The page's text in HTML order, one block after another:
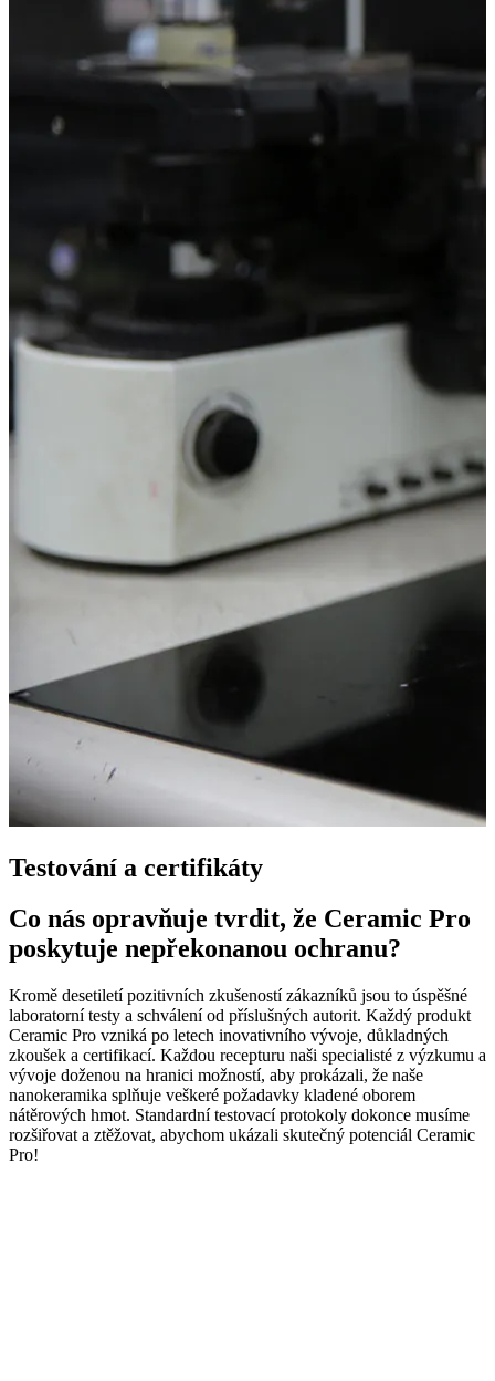
Testování a certifikáty
Co nás opravňuje tvrdit, že Ceramic Pro
poskytuje nepřekonanou ochranu?
Kromě desetiletí pozitivních zkušeností zákazníků jsou to úspěšné
laboratorní testy a schválení od příslušných autorit. Každý produkt
Ceramic Pro vzniká po letech inovativního vývoje, důkladných
zkoušek a certifikací. Každou recepturu naši specialisté z výzkumu a
vývoje doženou na hranici možností, aby prokázali, že naše
nanokeramika splňuje veškeré požadavky kladené oborem
nátěrových hmot. Standardní testovací protokoly dokonce musíme
rozšiřovat a ztěžovat, abychom ukázali skutečný potenciál Ceramic
Pro!